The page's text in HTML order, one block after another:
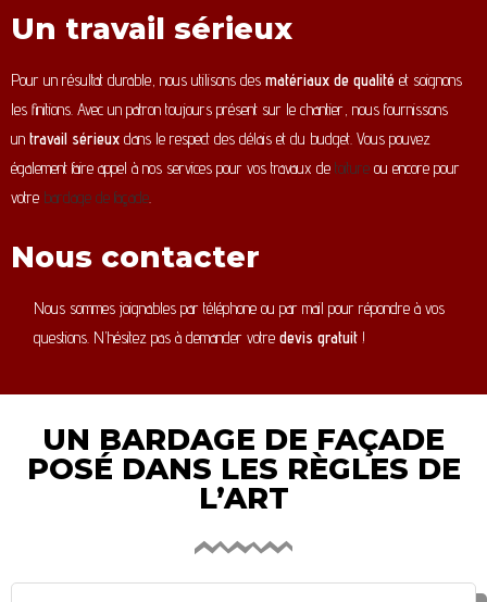
Un travail sérieux
Pour un résultat durable, nous utilisons des matériaux de qualité et soignons
les finitions. Avec un patron toujours présent sur le chantier, nous fournissons
un travail sérieux dans le respect des délais et du budget. Vous pouvez
également faire appel à nos services pour vos travaux de toiture ou encore pour
votre bardage de façade
Nous contacter
Nous sommes joignables par téléphone ou par mail pour répondre à vos
questions. N’hésitez pas à demander votredevis gratuit !
UN BARDAGE DE FAÇADE
POSÉ DANS LES RÈGLES DE
L’ART